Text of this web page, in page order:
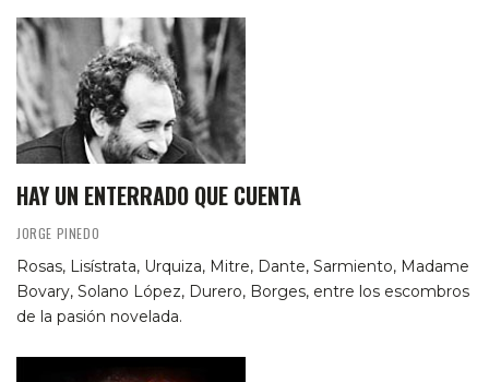
HAY UN ENTERRADO QUE CUENTA
JORGE PINEDO
Rosas, Lisístrata, Urquiza, Mitre, Dante, Sarmiento, Madame
Bovary, Solano López, Durero, Borges, entre los escombros
de la pasión novelada.